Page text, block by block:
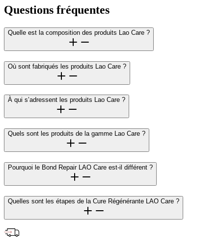
Questions fréquentes
Quelle est la composition des produits Lao Care ?
Où sont fabriqués les produits Lao Care ?
À qui s’adressent les produits Lao Care ?
Quels sont les produits de la gamme Lao Care ?
Pourquoi le Bond Repair LAO Care est-il différent ?
Quelles sont les étapes de la Cure Régénérante LAO Care ?